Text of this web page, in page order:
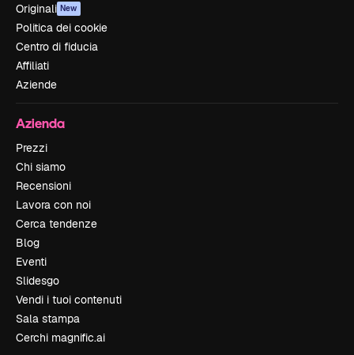
Originali New
Politica dei cookie
Centro di fiducia
Affiliati
Aziende
Azienda
Prezzi
Chi siamo
Recensioni
Lavora con noi
Cerca tendenze
Blog
Eventi
Slidesgo
Vendi i tuoi contenuti
Sala stampa
Cerchi magnific.ai